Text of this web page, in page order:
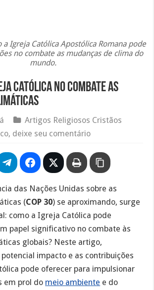
a Igreja Católica Apostólica Romana pode
no combate as mudanças de clima do
mundo.
católica no combate as
Artigos Religiosos Cristãos
deixe seu comentário
das Nações Unidas sobre as
(COP 30) se aproximando, surge
como a Igreja Católica pode
papel significativo no combate às
globais? Neste artigo,
impacto e as contribuições
pode oferecer para impulsionar
em prol do meio ambiente e do